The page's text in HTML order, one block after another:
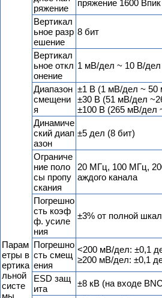
Парам
етры в
ертика
льной
систе
ряжение
пряжение 1600 Впик
Вертикал
ьное разр
ешение
8 бит
Вертикал
ьное откл
онение
1 мВ/дел ~ 10 В/дел
Диапазон
смещени
я
±1 В (1 мВ/дел ~ 50
±30 В (51 мВ/дел
±100 В (265 мВ/дел
Динамиче
ский диап
азон
±5 дел (8 бит)
Ограниче
ние поло
сы пропу
скания
20 МГц, 100 МГц,
аждого канала
Погрешно
сть коэф
ф. усиле
ния
±3% от полной
Погрешно
сть смещ
ения
<200 мВ/дел: ±0,1
≥200 мВ/дел: ±0,1
ESD защ
ита
±8 кВ (на входе